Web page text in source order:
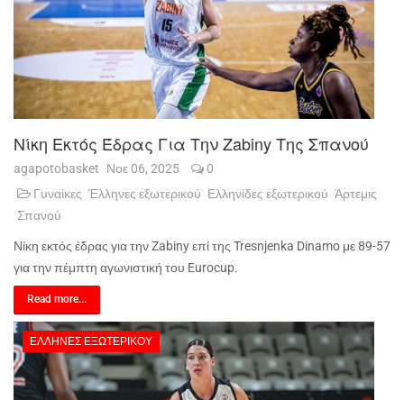
Νίκη Εκτός Έδρας Για Την Zabiny Της Σπανού
agapotobasket Νοε 06, 2025
0
Γυναίκες Έλληνες εξωτερικού Ελληνίδες εξωτερικού Άρτεμις
Σπανού
Νίκη εκτός έδρας για την Zabiny επί της Tresnjenka Dinamo με 89-57
για την πέμπτη αγωνιστική του Eurocup.
Read more...
ΈΛΛΗΝΕΣ ΕΞΩΤΕΡΙΚΟΎ